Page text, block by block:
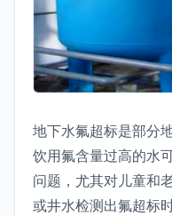
地下水氟超标是部分
饮用氟含量过高的水
问题，尤其对儿童和
或井水检测出氟超标